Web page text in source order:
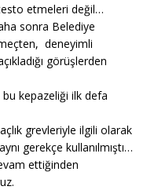
etmeleri değil…
sonra Belediye
deneyimli
görüşlerden
bu kepazeliği ilk defa
grevleriyle ilgili olarak
gerekçe kullanılmıştı…
ettiğinden